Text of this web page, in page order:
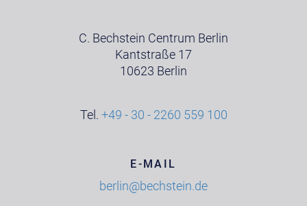
C. Bechstein Centrum Berlin
Kantstraße 17
10623 Berlin
Tel. +49 - 30 - 2260 559 100
E-MAIL
berlin@bechstein.de